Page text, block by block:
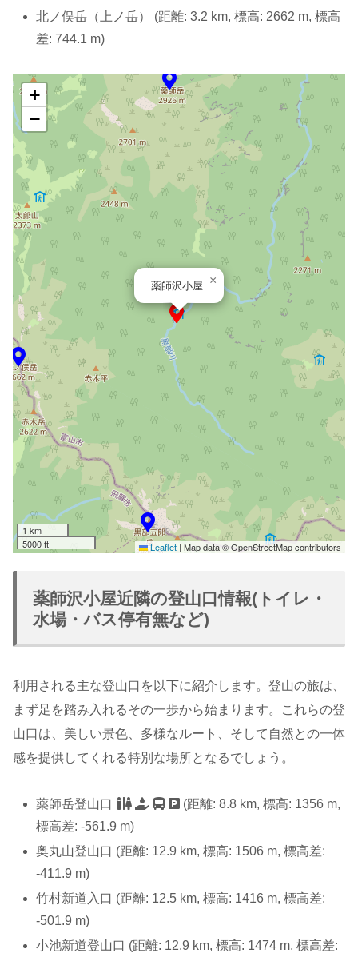
北ノ俣岳（上ノ岳） (距離: 3.2 km, 標高: 2662 m, 標高
差: 744.1 m)
薬師沢小屋 ×
+
−
1 km
5000 ft
Leaflet | Map data © OpenStreetMap contributors
薬師沢小屋近隣の登山口情報(トイレ・
水場・バス停有無など)
利用される主な登山口を以下に紹介します。登山の旅は、
まず足を踏み入れるその一歩から始まります。これらの登
山口は、美しい景色、多様なルート、そして自然との一体
感を提供してくれる特別な場所となるでしょう。
薬師岳登山口
(距離: 8.8 km, 標高: 1356 m,
標高差: -561.9 m)
奥丸山登山口 (距離: 12.9 km, 標高: 1506 m, 標高差:
-411.9 m)
竹村新道入口 (距離: 12.5 km, 標高: 1416 m, 標高差:
-501.9 m)
小池新道登山口 (距離: 12.9 km, 標高: 1474 m, 標高差: